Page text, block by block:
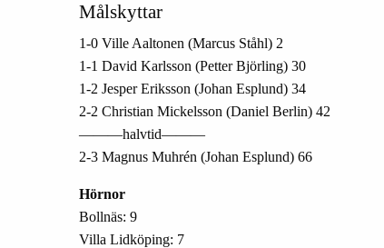
Målskyttar
1-0 Ville Aaltonen (Marcus Ståhl) 2
1-1 David Karlsson (Petter Björling) 30
1-2 Jesper Eriksson (Johan Esplund) 34
2-2 Christian Mickelsson (Daniel Berlin) 42
———halvtid———
2-3 Magnus Muhrén (Johan Esplund) 66
Hörnor
Bollnäs: 9
Villa Lidköping: 7